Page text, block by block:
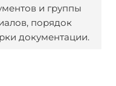
и группы
порядок
документации.